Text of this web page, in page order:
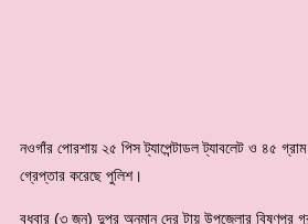
নওগাঁর পোরশায় ২৫ পিস ট্যাপেন্টাডল ট্যাবলেট ও ৪৫
গ্রেপ্তার করেছে পুলিশ।
বুধবার (৩ জুন) দুপুর অনুমান দের টায় উপজেলার বিষ্ণুপুর